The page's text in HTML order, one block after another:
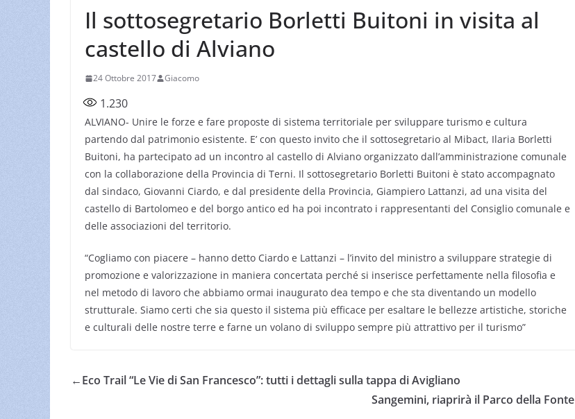
Il sottosegretario Borletti Buitoni in visita al
castello di Alviano
24 Ottobre 2017 Giacomo
1.230
ALVIANO- Unire le forze e fare proposte di sistema territoriale per sviluppare turismo e cultura
partendo dal patrimonio esistente. E’ con questo invito che il sottosegretario al Mibact, Ilaria Borletti
Buitoni, ha partecipato ad un incontro al castello di Alviano organizzato dall’amministrazione comunale
con la collaborazione della Provincia di Terni. Il sottosegretario Borletti Buitoni è stato accompagnato
dal sindaco, Giovanni Ciardo, e dal presidente della Provincia, Giampiero Lattanzi, ad una visita del
castello di Bartolomeo e del borgo antico ed ha poi incontrato i rappresentanti del Consiglio comunale e
delle associazioni del territorio.
“Cogliamo con piacere – hanno detto Ciardo e Lattanzi – l’invito del ministro a sviluppare strategie di
promozione e valorizzazione in maniera concertata perché si inserisce perfettamente nella filosofia e
nel metodo di lavoro che abbiamo ormai inaugurato dea tempo e che sta diventando un modello
strutturale. Siamo certi che sia questo il sistema più efficace per esaltare le bellezze artistiche, storiche
e culturali delle nostre terre e farne un volano di sviluppo sempre più attrattivo per il turismo”
←Eco Trail “Le Vie di San Francesco”: tutti i dettagli sulla tappa di Avigliano
Sangemini, riaprirà il Parco della Fonte